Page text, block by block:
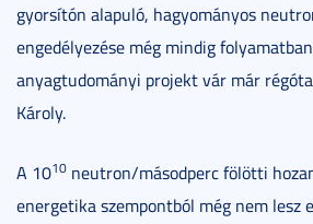
gyorsítón alapuló, hagyományos
engedélyezése még mindig
anyagtudományi projekt vár már
Károly.
A 1010 neutron/másodperc fölötti
energetika szempontból még nem lesz